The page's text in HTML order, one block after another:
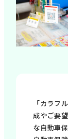
「カラフ
成やご要
な自動車